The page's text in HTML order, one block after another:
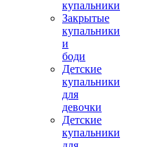
купальники
Закрытые
купальники
и
боди
Детские
купальники
для
девочки
Детские
купальники